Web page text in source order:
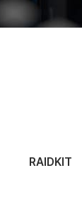
RAIDKIT